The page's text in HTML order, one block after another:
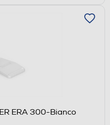
ERA 300-Bianco